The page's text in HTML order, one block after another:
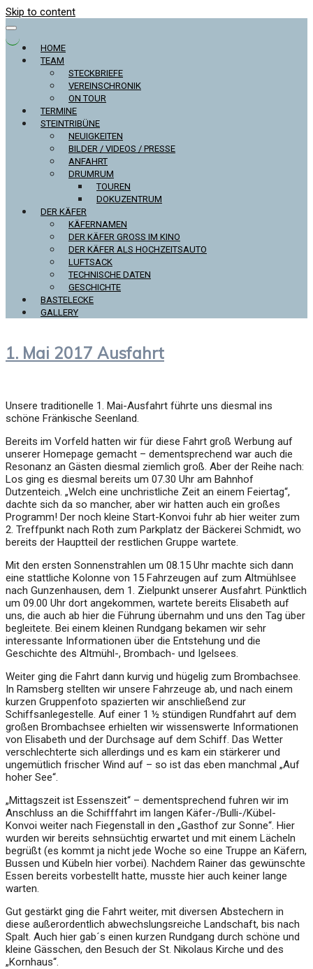
Skip to content
HOME
TEAM
STECKBRIEFE
VEREINSCHRONIK
ON TOUR
TERMINE
STEINTRIBÜNE
NEUIGKEITEN
BILDER / VIDEOS / PRESSE
ANFAHRT
DRUMRUM
TOUREN
DOKUZENTRUM
DER KÄFER
KÄFERNAMEN
DER KÄFER GROSS IM KINO
DER KÄFER ALS HOCHZEITSAUTO
LUFTSACK
TECHNISCHE DATEN
GESCHICHTE
BASTELECKE
GALLERY
1. Mai 2017 Ausfahrt
Unsere traditionelle 1. Mai-Ausfahrt führte uns diesmal ins
schöne Fränkische Seenland.
Bereits im Vorfeld hatten wir für diese Fahrt groß Werbung auf
unserer Homepage gemacht – dementsprechend war auch die
Resonanz an Gästen diesmal ziemlich groß. Aber der Reihe nach:
Los ging es diesmal bereits um 07.30 Uhr am Bahnhof
Dutzenteich. „Welch eine unchristliche Zeit an einem Feiertag“,
dachte sich da so mancher, aber wir hatten auch ein großes
Programm! Der noch kleine Start-Konvoi fuhr ab hier weiter zum
2. Treffpunkt nach Roth zum Parkplatz der Bäckerei Schmidt, wo
bereits der Hauptteil der restlichen Gruppe wartete.
Mit den ersten Sonnenstrahlen um 08.15 Uhr machte sich dann
eine stattliche Kolonne von 15 Fahrzeugen auf zum Altmühlsee
nach Gunzenhausen, dem 1. Zielpunkt unserer Ausfahrt. Pünktlich
um 09.00 Uhr dort angekommen, wartete bereits Elisabeth auf
uns, die auch ab hier die Führung übernahm und uns den Tag über
begleitete. Bei einem kleinen Rundgang bekamen wir sehr
interessante Informationen über die Entstehung und die
Geschichte des Altmühl-, Brombach- und Igelsees.
Weiter ging die Fahrt dann kurvig und hügelig zum Brombachsee.
In Ramsberg stellten wir unsere Fahrzeuge ab, und nach einem
kurzen Gruppenfoto spazierten wir anschließend zur
Schiffsanlegestelle. Auf einer 1 ½ stündigen Rundfahrt auf dem
großen Brombachsee erhielten wir wissenswerte Informationen
von Elisabeth und der Durchsage auf dem Schiff. Das Wetter
verschlechterte sich allerdings und es kam ein stärkerer und
ungemütlich frischer Wind auf – so ist das eben manchmal „Auf
hoher See“.
„Mittagszeit ist Essenszeit“ – dementsprechend fuhren wir im
Anschluss an die Schifffahrt im langen Käfer-/Bulli-/Kübel-
Konvoi weiter nach Fiegenstall in den „Gasthof zur Sonne“. Hier
wurden wir bereits sehnsüchtig erwartet und mit einem Lächeln
begrüßt (es kommt ja nicht jede Woche so eine Truppe an Käfern,
Bussen und Kübeln hier vorbei). Nachdem Rainer das gewünschte
Essen bereits vorbestellt hatte, musste hier auch keiner lange
warten.
Gut gestärkt ging die Fahrt weiter, mit diversen Abstechern in
diese außerordentlich abwechslungsreiche Landschaft, bis nach
Spalt. Auch hier gab´s einen kurzen Rundgang durch schöne und
kleine Gässchen, den Besuch der St. Nikolaus Kirche und des
„Kornhaus“.